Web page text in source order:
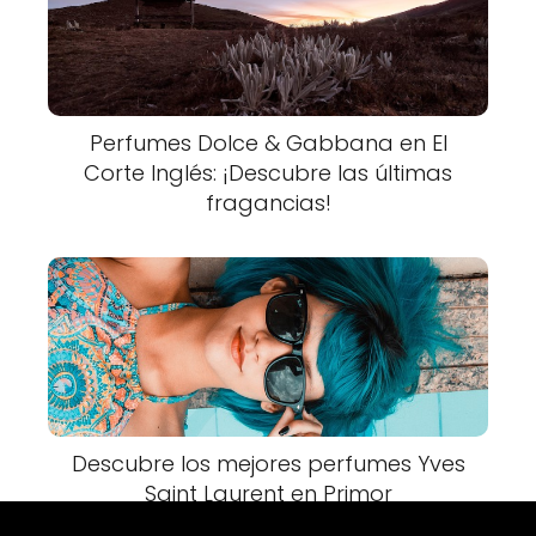
Perfumes Dolce & Gabbana en El
Corte Inglés: ¡Descubre las últimas
fragancias!
Descubre los mejores perfumes Yves
Saint Laurent en Primor